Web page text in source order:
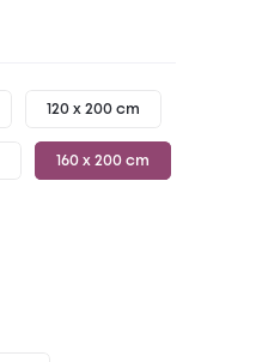
120 x 200 cm
160 x 200 cm